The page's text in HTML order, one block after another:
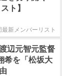
ト】
最新メンバーリスト
辺元智元監督
希を「松坂大